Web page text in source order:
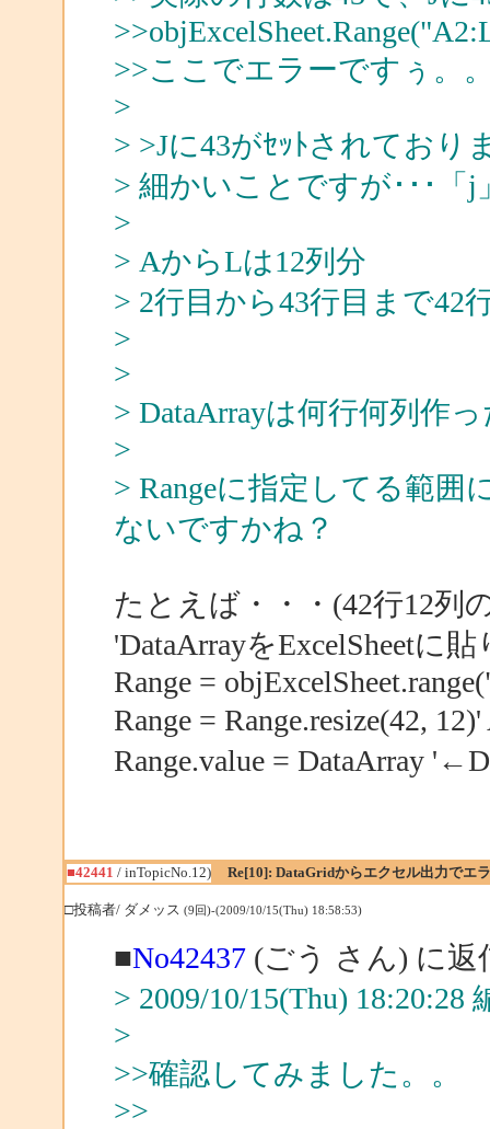
>>ここでエラーですぅ。
>
> >Jに43がｾｯﾄされており
> 細かいことですが･･･「j
>
> AからLは12列分
> 2行目から43行目まで42
>
>
> DataArrayは何行何列作
>
> Rangeに指定してる範囲
ないですかね？
たとえば・・・(42行12列
'DataArrayをExcelSheetに
Range =
Range = Range.resize(42,
Range.value = DataArray
■42441 / inTopicNo.12) Re[10]: DataGridからエクセル出力でエ
□投稿者/ ダメッス (9回)-(2009/10/15(Thu) 18:58:53)
■No42437(ごう さん) に返
> 2009/10/15(Thu) 18:20:28
>
>>確認してみました。。
>>